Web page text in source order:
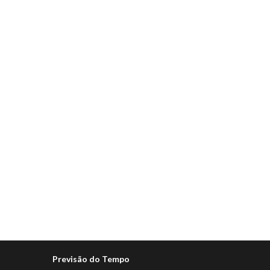
Previsão do Tempo